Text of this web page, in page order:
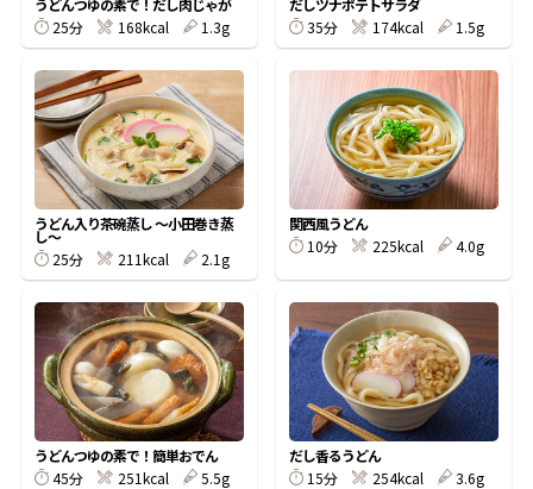
新鮮一番 『氷熟®』
『踊り節』
鰹節屋の
だしパック
うどんつゆの素で！だし肉じゃが
25分
168kcal 1.3g
だしツナポテトサラダ
35分
174kcal 1.5g
うどん入り茶碗蒸し 〜小田巻き蒸
し〜
25分
211kcal 2.1g
関西風うどん
10分
225kcal 4.0g
うどんつゆの素で！簡単おでん
45分
251kcal 5.5g
だし香るうどん
15分
254kcal 3.6g